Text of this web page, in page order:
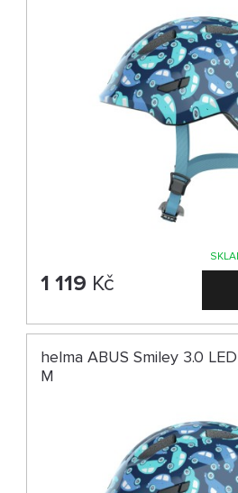
1 119 Kč
helma ABUS Smiley 3.0
M